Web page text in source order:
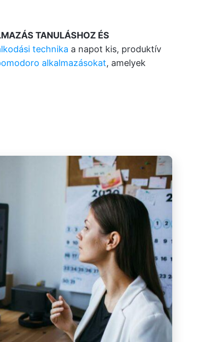
TANULÁSHOZ ÉS
technika a napot kis, produktív
alkalmazásokat, amelyek